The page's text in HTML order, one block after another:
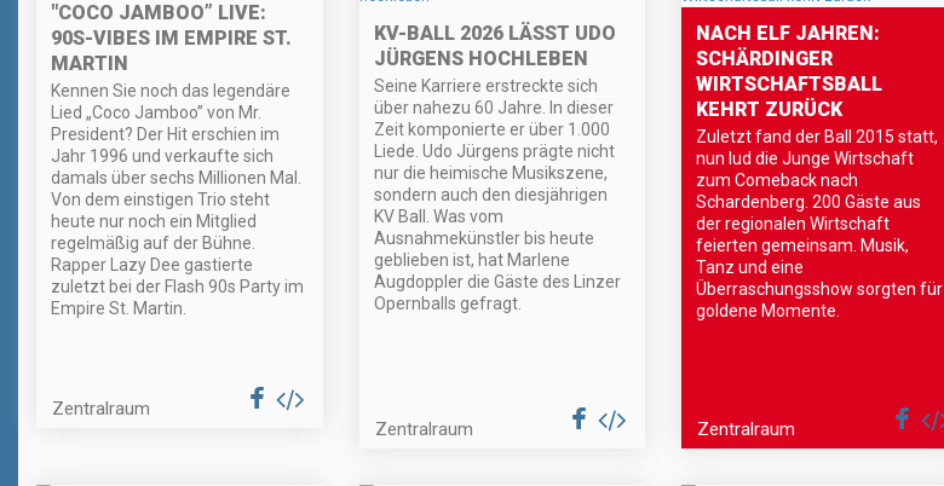
"COCO JAMBOO” LIVE:
90S-VIBES IM EMPIRE ST.
MARTIN
Kennen Sie noch das legendäre
Lied „Coco Jamboo” von Mr.
President? Der Hit erschien im
Jahr 1996 und verkaufte sich
damals über sechs Millionen Mal.
Von dem einstigen Trio steht
heute nur noch ein Mitglied
regelmäßig auf der Bühne.
Rapper Lazy Dee gastierte
zuletzt bei der Flash 90s Party im
Empire St. Martin.
Zentralraum
KV-BALL 2026 LÄSST UDO
JÜRGENS HOCHLEBEN
Seine Karriere erstreckte sich
über nahezu 60 Jahre. In dieser
Zeit komponierte er über 1.000
Liede. Udo Jürgens prägte nicht
nur die heimische Musikszene,
sondern auch den diesjährigen
KV Ball. Was vom
Ausnahmekünstler bis heute
geblieben ist, hat Marlene
Augdoppler die Gäste des Linzer
Opernballs gefragt.
Zentralraum
NACH ELF JAHREN:
SCHÄRDINGER
WIRTSCHAFTSBALL
KEHRT ZURÜCK
Zuletzt fand der Ball 2015 statt,
nun lud die Junge Wirtschaft
zum Comeback nach
Schardenberg. 200 Gäste aus
der regionalen Wirtschaft
feierten gemeinsam. Musik,
Tanz und eine
Überraschungsshow sorgten für
goldene Momente.
Zentralraum